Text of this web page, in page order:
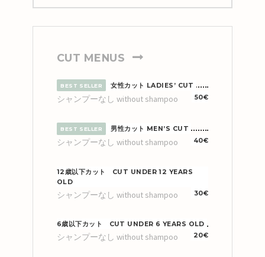
CUT MENUS
BEST SELLER
女性カット LADIES’ CUT
50€
シャンプーなし without shampoo
BEST SELLER
男性カット MEN’S CUT
40€
シャンプーなし without shampoo
12歳以下カット CUT UNDER 12 YEARS
OLD
30€
シャンプーなし without shampoo
6歳以下カット CUT UNDER 6 YEARS OLD
20€
シャンプーなし without shampoo